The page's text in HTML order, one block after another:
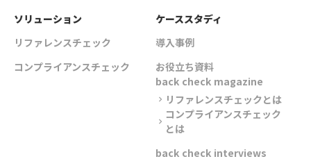
ソリューション
リファレンスチェック
コンプライアンスチェック
ケーススタディ
導入事例
お役立ち資料
back check magazine
chevron_right リファレンスチェックとは
chevron_right
コンプライアンスチェック
とは
back check interviews